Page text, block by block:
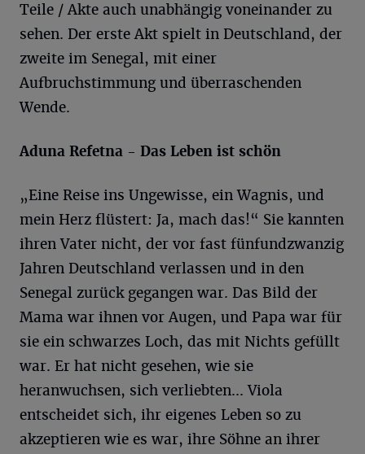
Teile / Akte auch unabhängig voneinander zu
sehen. Der erste Akt spielt in Deutschland, der
zweite im Senegal, mit einer
Aufbruchstimmung und überraschenden
Wende.
Aduna Refetna - Das Leben ist schön
„Eine Reise ins Ungewisse, ein Wagnis, und
mein Herz flüstert: Ja, mach das!“ Sie kannten
ihren Vater nicht, der vor fast fünfundzwanzig
Jahren Deutschland verlassen und in den
Senegal zurück gegangen war. Das Bild der
Mama war ihnen vor Augen, und Papa war für
sie ein schwarzes Loch, das mit Nichts gefüllt
war. Er hat nicht gesehen, wie sie
heranwuchsen, sich verliebten... Viola
entscheidet sich, ihr eigenes Leben so zu
akzeptieren wie es war, ihre Söhne an ihrer